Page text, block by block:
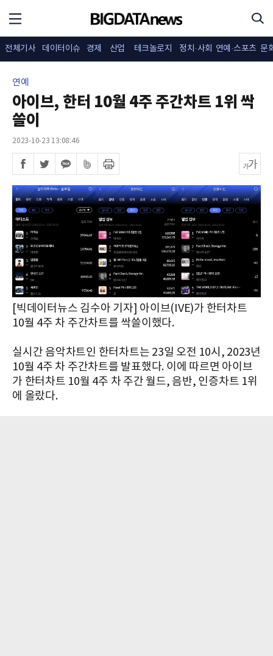
전체기사 데이터이슈 경제 산업 테크놀로지 정치·사회 연예·스포츠 문
연예
아이브, 한터 10월 4주 주간차트 1위 싹
쓸이
2023-10-23 13:08:46
[빅데이터뉴스 김수아 기자] 아이브(IVE)가 한터차트
10월 4주 차 주간차트를 싹쓸이했다.
실시간 음악차트인 한터차트는 23일 오전 10시, 2023년
10월 4주 차 주간차트를 발표했다. 이에 따르면 아이브
가 한터차트 10월 4주 차 주간 월드, 음반, 인증차트 1위
에 올랐다.